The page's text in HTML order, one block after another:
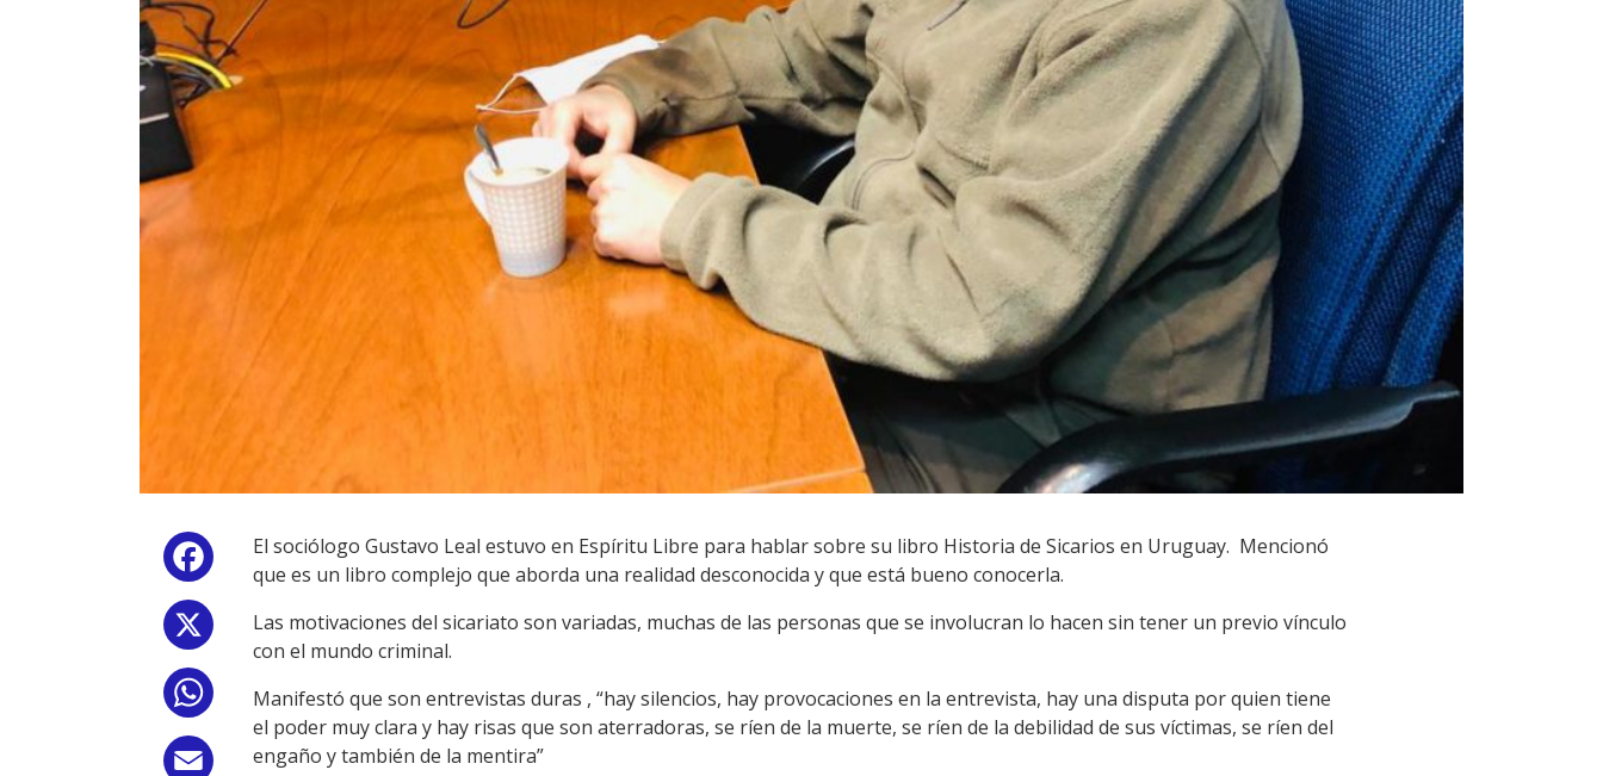
Facebook
WhatsApp
Email
El sociólogo Gustavo Leal estuvo en Espíritu Libre para hablar sobre su libro Historia de Sicarios en Uruguay. Mencionó
que es un libro complejo que aborda una realidad desconocida y que está bueno conocerla.
Las motivaciones del sicariato son variadas, muchas de las personas que se involucran lo hacen sin tener un previo vínculo
con el mundo criminal.
Manifestó que son entrevistas duras , “hay silencios, hay provocaciones en la entrevista, hay una disputa por quien tiene
el poder muy clara y hay risas que son aterradoras, se ríen de la muerte, se ríen de la debilidad de sus víctimas, se ríen del
engaño y también de la mentira”